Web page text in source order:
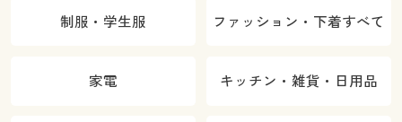
制服・学生服 ファッション・下着すべて
家電 キッチン・雑貨・日用品